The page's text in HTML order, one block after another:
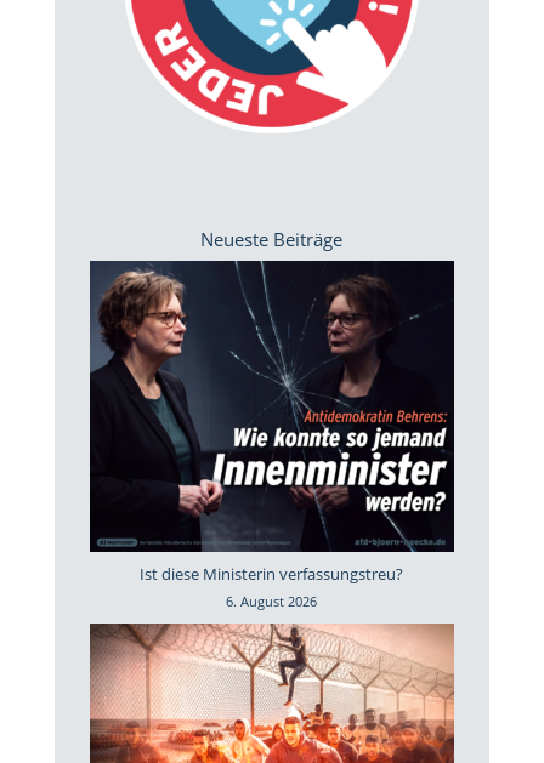
Neueste Beiträge
Ist diese Ministerin verfassungstreu?
6. August 2026